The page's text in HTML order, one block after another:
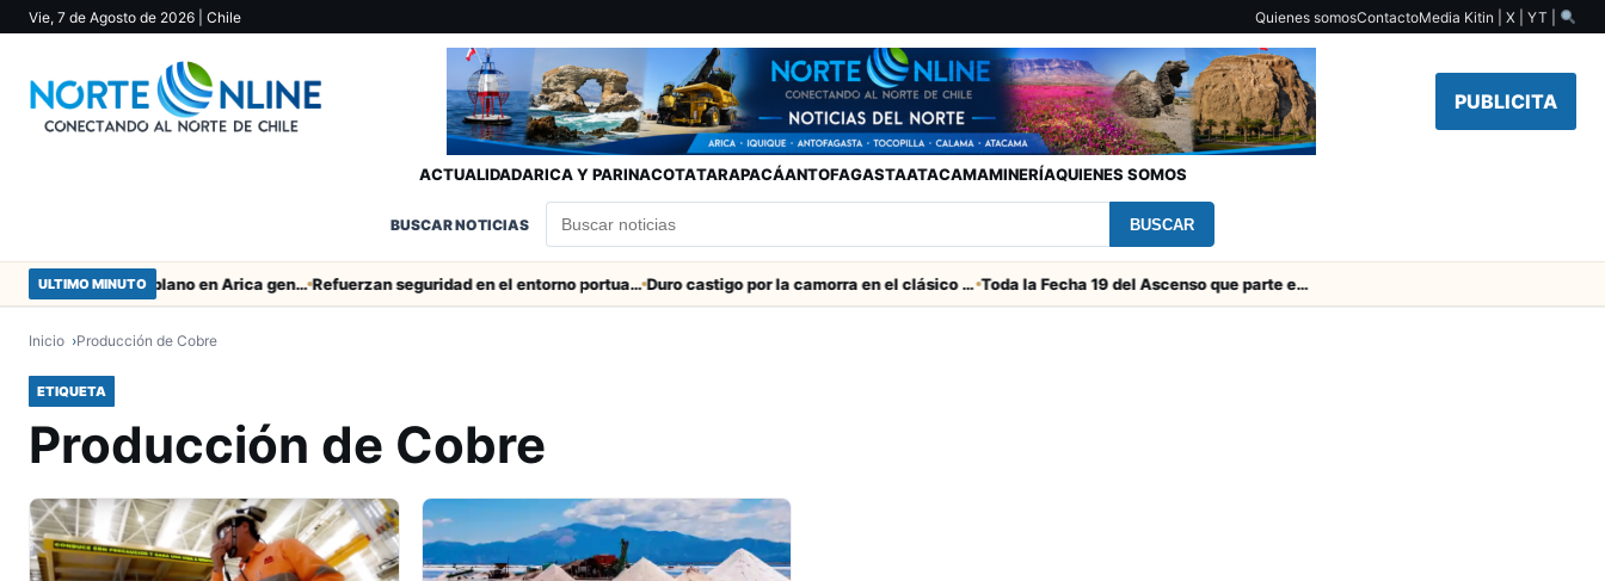
Vie, 7 de Agosto de 2026 | Chile Quienes somosContactoMedia Kitin | X | YT |
PUBLICITA
ACTUALIDADARICA Y PARINACOTATARAPACÁANTOFAGASTAATACAMAMINERÍAQUIENES SOMOS
BUSCAR NOTICIAS BUSCAR
ULTIMO MINUTO Obras de Aguas del Altiplano en Arica generan puestos de trabajo Refuerzan seguridad en el entorno portuario de Arica Duro castigo por la camorra en el clásico Arica-Iquique Toda la Fecha 19 del Ascenso que parte este viernes
Inicio Producción de Cobre
ETIQUETA
Producción de Cobre